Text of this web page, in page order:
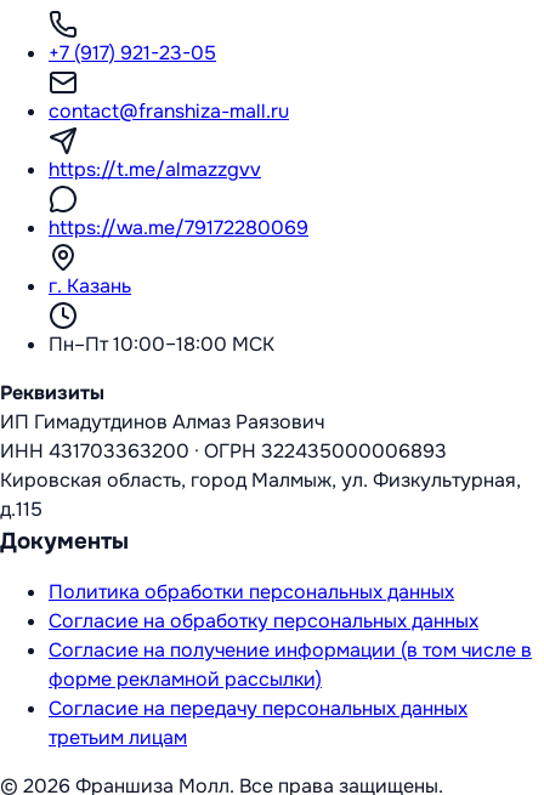
+7 (917) 921-23-05
contact@franshiza-mall.ru
https://t.me/almazzgvv
https://wa.me/79172280069
г. Казань
Пн–Пт 10:00–18:00 МСК
Реквизиты
ИП Гимадутдинов Алмаз Раязович
ИНН 431703363200 · ОГРН 322435000006893
Кировская область, город Малмыж, ул. Физкультурная,
д.115
Документы
Политика обработки персональных данных
Согласие на обработку персональных данных
Согласие на получение информации (в том числе в
форме рекламной рассылки)
Согласие на передачу персональных данных
третьим лицам
© 2026 Франшиза Молл. Все права защищены.